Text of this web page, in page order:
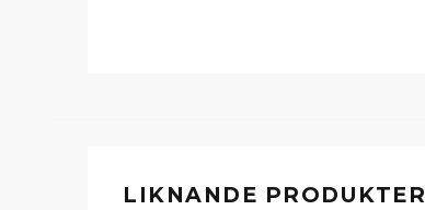
LIKNANDE PRODUKTER